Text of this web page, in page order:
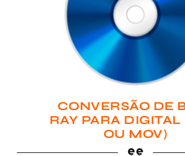
CONVERSÃO DE
RAY PARA
OU MOV)